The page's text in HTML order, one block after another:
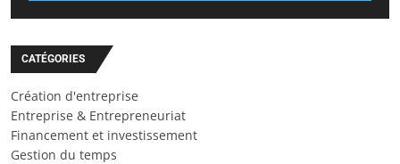
CATÉGORIES
Création d'entreprise
Entreprise & Entrepreneuriat
Financement et investissement
Gestion du temps